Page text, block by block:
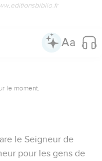
le moment.
le Seigneur de
pour les gens de